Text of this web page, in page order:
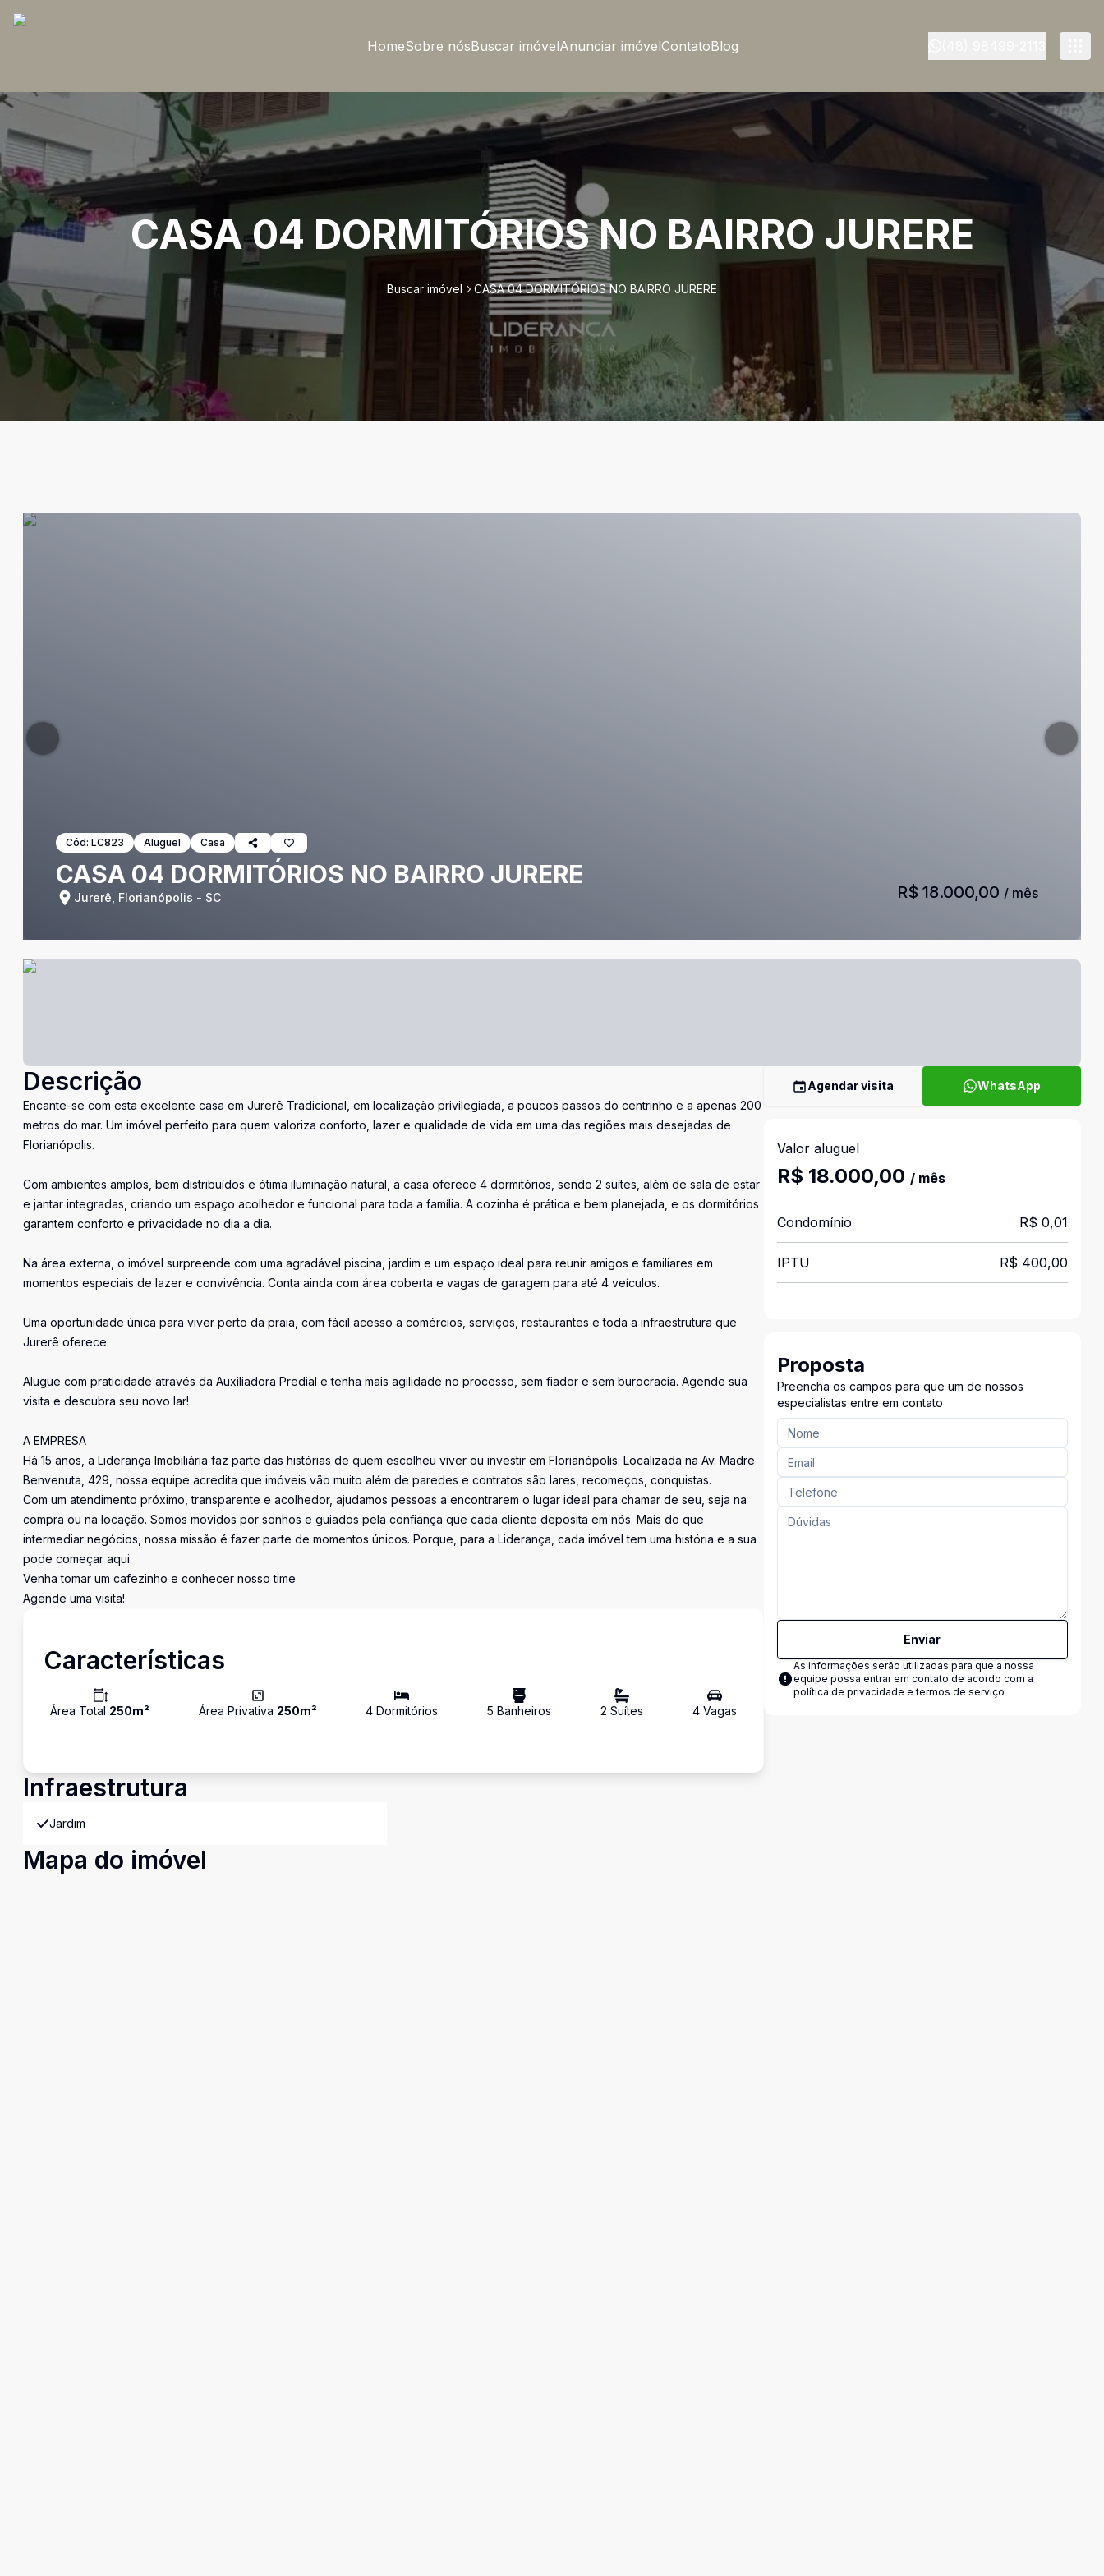
HomeSobre nósBuscar imóvelAnunciar imóvelContatoBlog
CASA 04 DORMITÓRIOS NO BAIRRO JURERE
Buscar imóvel CASA 04 DORMITÓRIOS NO BAIRRO JURERE
Cód: LC823 Aluguel Casa
CASA 04 DORMITÓRIOS NO BAIRRO JURERE
Jurerê, Florianópolis - SC R$ 18.000,00 / mês
Descrição
Encante-se com esta excelente casa em Jurerê Tradicional, em localização privilegiada, a poucos passos do centrinho e a apenas 200
metros do mar. Um imóvel perfeito para quem valoriza conforto, lazer e qualidade de vida em uma das regiões mais desejadas de
Florianópolis.
Com ambientes amplos, bem distribuídos e ótima iluminação natural, a casa oferece 4 dormitórios, sendo 2 suítes, além de sala de estar
e jantar integradas, criando um espaço acolhedor e funcional para toda a família. A cozinha é prática e bem planejada, e os dormitórios
garantem conforto e privacidade no dia a dia.
Na área externa, o imóvel surpreende com uma agradável piscina, jardim e um espaço ideal para reunir amigos e familiares em
momentos especiais de lazer e convivência. Conta ainda com área coberta e vagas de garagem para até 4 veículos.
Uma oportunidade única para viver perto da praia, com fácil acesso a comércios, serviços, restaurantes e toda a infraestrutura que
Jurerê oferece.
Alugue com praticidade através da Auxiliadora Predial e tenha mais agilidade no processo, sem fiador e sem burocracia. Agende sua
visita e descubra seu novo lar!
A EMPRESA
Há 15 anos, a Liderança Imobiliária faz parte das histórias de quem escolheu viver ou investir em Florianópolis. Localizada na Av. Madre
Benvenuta, 429, nossa equipe acredita que imóveis vão muito além de paredes e contratos são lares, recomeços, conquistas.
Com um atendimento próximo, transparente e acolhedor, ajudamos pessoas a encontrarem o lugar ideal para chamar de seu, seja na
compra ou na locação. Somos movidos por sonhos e guiados pela confiança que cada cliente deposita em nós. Mais do que
intermediar negócios, nossa missão é fazer parte de momentos únicos. Porque, para a Liderança, cada imóvel tem uma história e a sua
pode começar aqui.
Venha tomar um cafezinho e conhecer nosso time
Agende uma visita!
Características
Área Total 250m² Área Privativa 250m² 4 Dormitórios 5 Banheiros 2 Suítes 4Vagas
Infraestrutura
Jardim
Mapa do imóvel
Agendar visita WhatsApp
Valor aluguel
R$ 18.000,00 / mês
Condomínio R$ 0,01
IPTU R$ 400,00
Proposta
Preencha os campos para que um de nossos
especialistas entre em contato
Enviar
As informações serão utilizadas para que a nossa
equipe possa entrar em contato de acordo com a
política de privacidade e termos de serviço